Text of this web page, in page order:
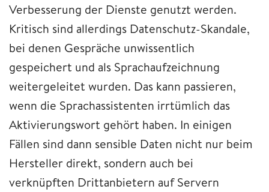
Verbesserung der Dienste genutzt werden.
Kritisch sind allerdings Datenschutz-Skandale,
bei denen Gespräche unwissentlich
gespeichert und als Sprachaufzeichnung
weitergeleitet wurden. Das kann passieren,
wenn die Sprachassistenten irrtümlich das
Aktivierungswort gehört haben. In einigen
Fällen sind dann sensible Daten nicht nur beim
Hersteller direkt, sondern auch bei
verknüpften Drittanbietern auf Servern